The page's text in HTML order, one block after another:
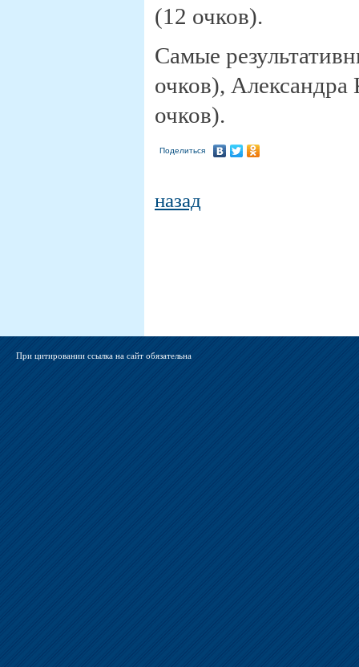
(12 очков).
Самые
очков),
очков).
Поделиться
назад
При цитировании ссылка на сайт обязательна